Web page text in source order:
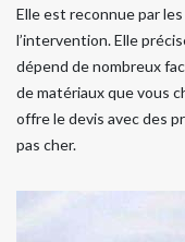
Elle est reconnue par
l’intervention. Elle
dépend de nombreux
de matériaux que vous
offre le devis avec des
pas cher.